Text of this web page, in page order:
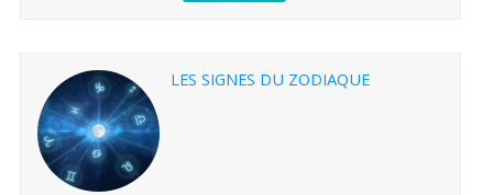
LES SIGNES DU ZODIAQUE